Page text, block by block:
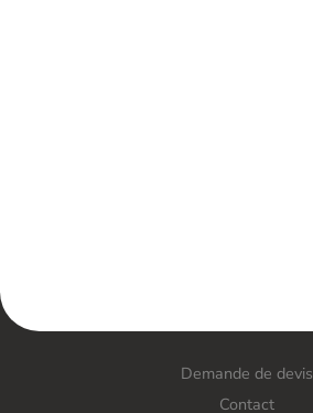
Demande de devis
Contact